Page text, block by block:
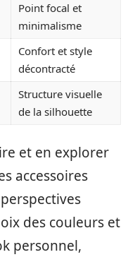
Point focal et
minimalisme
Confort et style
décontracté
Structure visuelle
de la silhouette
et en explorer
accessoires
des couleurs et
personnel,